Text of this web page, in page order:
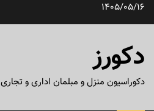
پرش1405/05/16
دکورز
دکوراسیون منزل و مبلمان اداری و تجاری